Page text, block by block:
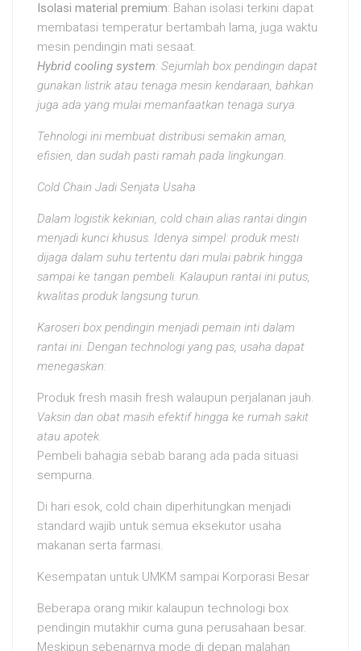
Isolasi material premium: Bahan isolasi terkini dapat
membatasi temperatur bertambah lama, juga waktu
mesin pendingin mati sesaat.
Hybrid cooling system: Sejumlah box pendingin dapat
gunakan listrik atau tenaga mesin kendaraan, bahkan
juga ada yang mulai memanfaatkan tenaga surya.
Tehnologi ini membuat distribusi semakin aman,
efisien, dan sudah pasti ramah pada lingkungan.
Cold Chain Jadi Senjata Usaha
Dalam logistik kekinian, cold chain alias rantai dingin
menjadi kunci khusus. Idenya simpel: produk mesti
dijaga dalam suhu tertentu dari mulai pabrik hingga
sampai ke tangan pembeli. Kalaupun rantai ini putus,
kwalitas produk langsung turun.
Karoseri box pendingin menjadi pemain inti dalam
rantai ini. Dengan technologi yang pas, usaha dapat
menegaskan:
Produk fresh masih fresh walaupun perjalanan jauh.
Vaksin dan obat masih efektif hingga ke rumah sakit
atau apotek.
Pembeli bahagia sebab barang ada pada situasi
sempurna.
Di hari esok, cold chain diperhitungkan menjadi
standard wajib untuk semua eksekutor usaha
makanan serta farmasi.
Kesempatan untuk UMKM sampai Korporasi Besar
Beberapa orang mikir kalaupun technologi box
pendingin mutakhir cuma guna perusahaan besar.
Meskipun sebenarnya mode di depan malahan